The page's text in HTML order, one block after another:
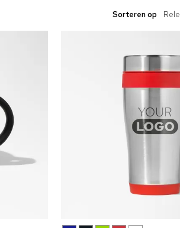
Sorteren op